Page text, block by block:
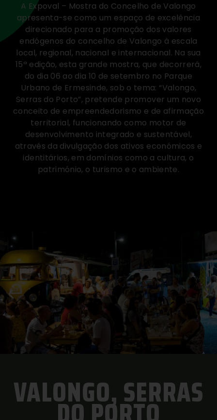
A Expoval – Mostra do Concelho de Valongo
apresenta-se como um espaço de excelência
direcionado para a promoção dos valores
endógenos do concelho de Valongo à escala
local, regional, nacional e internacional. Na sua
15ª edição, esta grande mostra, que decorrerá,
do dia 06 ao dia 10 de setembro no Parque
Urbano de Ermesinde, sob o tema: “Valongo,
Serras do Porto”, pretende promover um novo
conceito de empreendedorismo e de afirmação
territorial, funcionando como motor de
desenvolvimento integrado e sustentável,
através da divulgação dos ativos económicos e
identitários, em domínios como a cultura, o
património, o turismo e o ambiente.
VALONGO, SERRAS